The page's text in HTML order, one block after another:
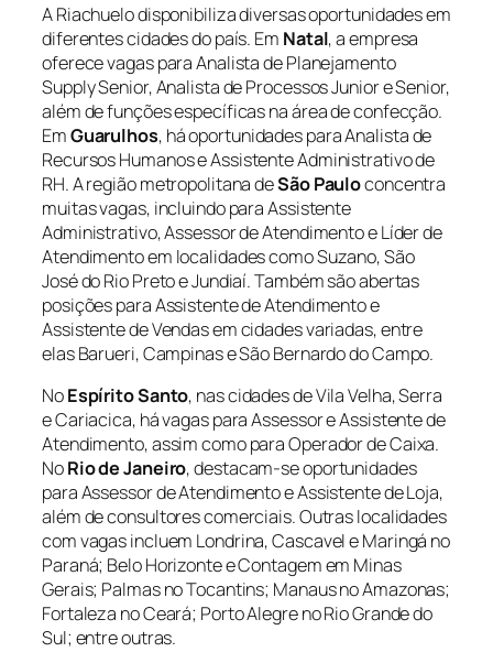
A Riachuelo disponibiliza diversas oportunidades em
diferentes cidades do país. Em Natal, a empresa
oferece vagas para Analista de Planejamento
Supply Senior, Analista de Processos Junior e Senior,
além de funções específicas na área de confecção.
EmGuarulhos, há oportunidades para Analista de
Recursos Humanos e Assistente Administrativo de
RH. A região metropolitana deSão Pauloconcentra
muitas vagas, incluindo para Assistente
Administrativo, Assessor de Atendimento e Líder de
Atendimento em localidades como Suzano, São
José do Rio Preto e Jundiaí. Também são abertas
posições para Assistente de Atendimento e
Assistente de Vendas em cidades variadas, entre
elas Barueri, Campinas e São Bernardo do Campo.
NoEspírito Santo, nas cidades de Vila Velha, Serra
e Cariacica, há vagas para Assessor e Assistente de
Atendimento, assim como para Operador de Caixa.
NoRio de Janeiro, destacam-se oportunidades
para Assessor de Atendimento e Assistente de Loja,
além de consultores comerciais. Outras localidades
com vagas incluem Londrina, Cascavel e Maringá no
Paraná; Belo Horizonte e Contagem em Minas
Gerais; Palmas no Tocantins; Manaus no Amazonas;
Fortaleza no Ceará; Porto Alegre no Rio Grande do
Sul; entre outras.